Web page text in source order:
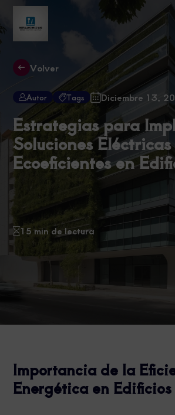
Volver
Autor Tags Diciembre 13,
Estrategias para
Soluciones Eléctricas
Ecoeficientes en
15 min de lectura
Importancia de la
Energética en Edificios